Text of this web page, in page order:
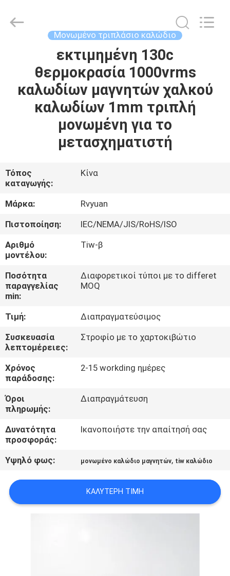
ΠΡΟΪΌΝΤΑ
ΠΕΡΊΠΟΥ
ΕΜΕΊΣ
ΓΎΡΟΣ
ΕΡΓΟΣΤΑΣΊΩΝ
ΠΟΙΟΤΙΚΌΣ
ΈΛΕΓΧΟΣ
ΜΑΣ
ΕΛΆΤΕ
ΣΕ
ΕΠΑΦΉ
ΜΕ
ΕΙΔΉΣΕΙΣ
ΖΗΤΉΣΤΕ
ΈΝΑ
SITEMAP
Material
Co,.Ltd.
Μονωμένο τριπλάσιο καλώδιο
εκτιμημένη 130c
θερμοκρασία 1000vrms
καλωδίων μαγνητών χαλκού
καλωδίων 1mm τριπλή
μονωμένη για το
μετασχηματιστή
Τόπος
καταγωγής:
Κίνα
Μάρκα:
Rvyuan
Πιστοποίηση:
IEC/NEMA/JIS/RoHS/ISO
Αριθμό
μοντέλου:
Tiw-β
Ποσότητα
παραγγελίας
min:
Διαφορετικοί τύποι με το differet
MOQ
Τιμή:
Διαπραγματεύσιμος
Συσκευασία
λεπτομέρειες:
Στροφίο με το χαρτοκιβώτιο
Χρόνος
παράδοσης:
2-15 workding ημέρες
Όροι
πληρωμής:
Διαπραγμάτευση
Δυνατότητα
προσφοράς:
Ικανοποιήστε την απαίτησή σας
Υψηλό φως: μονωμένο καλώδιο μαγνητών, tiw καλώδιο
ΚΑΛΎΤΕΡΗ ΤΙΜΉ